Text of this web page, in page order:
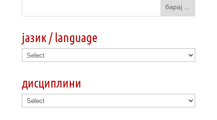
јазик / language
дисциплини